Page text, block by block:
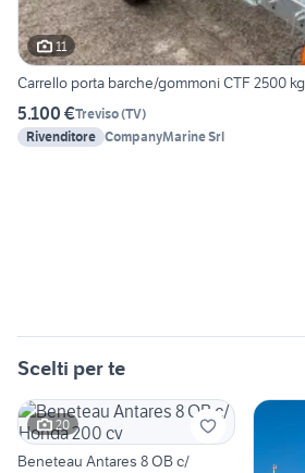
11
Carrello porta barche/gommoni CTF 2500 kg
5.100 €Treviso(TV)
Rivenditore CompanyMarine Srl
Scelti per te
20
Beneteau Antares 8 OB c/